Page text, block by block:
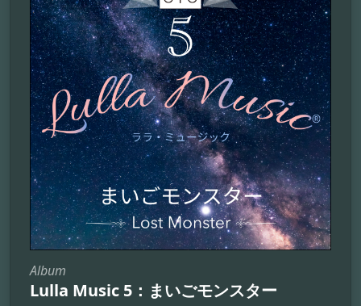
Album
Lulla Music 5：まいごモンスター